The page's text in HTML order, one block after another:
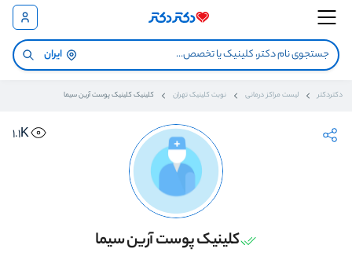
ایران
دکتردکتر لیست مراکز درمانی نوبت کلینیک تهران کلینیک کلینیک پوست آرین سیما
1.1K
کلینیک پوست آرین سیما